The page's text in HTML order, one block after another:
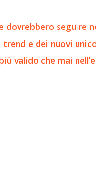
dovrebbero seguire
e dei nuovi
valido che mai